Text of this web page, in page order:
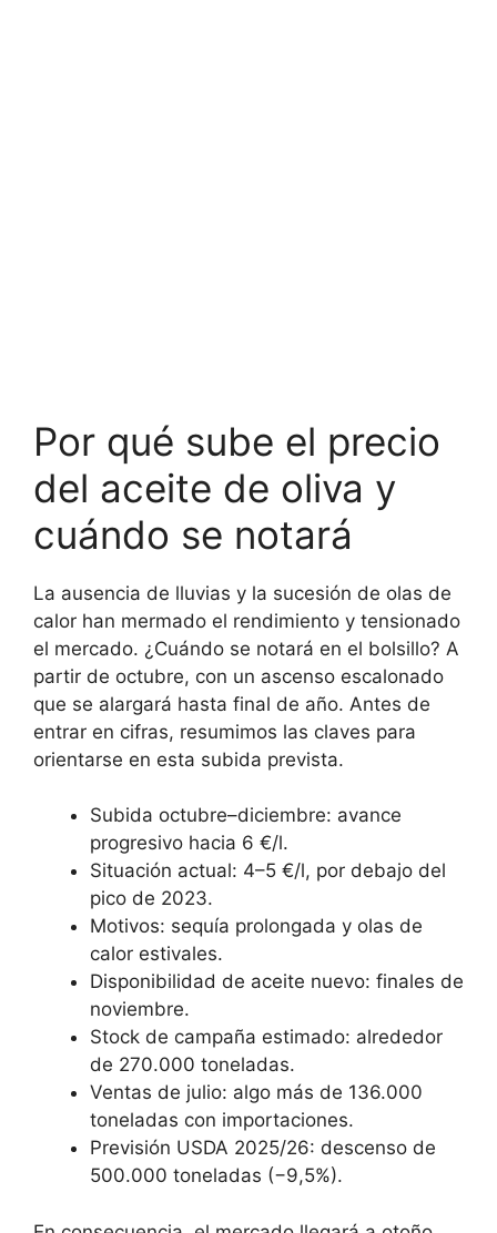
Por qué sube el precio
del aceite de oliva y
cuándo se notará
La ausencia de lluvias y la sucesión de olas de
calor han mermado el rendimiento y tensionado
el mercado. ¿Cuándo se notará en el bolsillo? A
partir de octubre, con un ascenso escalonado
que se alargará hasta final de año. Antes de
entrar en cifras, resumimos las claves para
orientarse en esta subida prevista.
Subida octubre–diciembre: avance
progresivo hacia 6 €/l.
Situación actual: 4–5 €/l, por debajo del
pico de 2023.
Motivos: sequía prolongada y olas de
calor estivales.
Disponibilidad de aceite nuevo: finales de
noviembre.
Stock de campaña estimado: alrededor
de 270.000 toneladas.
Ventas de julio: algo más de 136.000
toneladas con importaciones.
Previsión USDA 2025/26: descenso de
500.000 toneladas (−9,5%).